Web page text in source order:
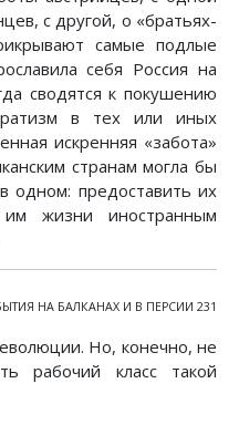
с другой, о «братьях-
самые подлые
себя Россия на
сводятся к покушению
в тех или иных
искренняя «забота»
странам могла бы
одном: предоставить их
жизни иностранным
НА БАЛКАНАХ И В ПЕРСИИ 231
Но, конечно, не
рабочий класс такой